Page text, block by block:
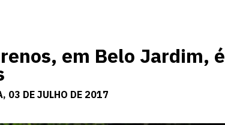
em Belo Jardim, é
03 DE JULHO DE 2017